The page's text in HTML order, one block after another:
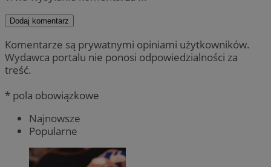
Dodaj komentarz
Komentarze są prywatnymi opiniami użytkowników.
Wydawca portalu nie ponosi odpowiedzialności za
treść.
* pola obowiązkowe
Najnowsze
Popularne